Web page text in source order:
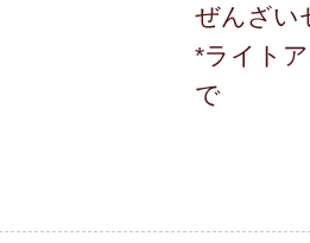
ぜんざい
*ライト
で